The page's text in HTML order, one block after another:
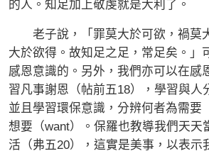
的人。知足加上敬虔就是大利了。
老子說，「罪莫大於可欲，禍莫
大於欲得。故知足之足，常足矣。」
感恩意識的。另外，我們亦可以在感
習凡事謝恩（帖前五18），學習與人
並且學習環保意識，分辨何者為需要
想要（want）。保羅也教導我們天天
活（弗五20），這實是美事，以表示